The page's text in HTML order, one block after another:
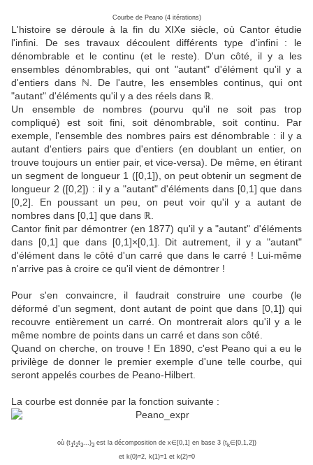
Courbe de Peano (4 itérations)
L'histoire se déroule à la fin du XIXe siècle, où Cantor étudie
l'infini. De ses travaux découlent différents type d'infini : le
dénombrable et le continu (et le reste). D'un côté, il y a les
ensembles dénombrables, qui ont "autant" d'élément qu'il y a
d'entiers dans ℕ. De l'autre, les ensembles continus, qui ont
"autant" d'éléments qu'il y a des réels dans ℝ.
Un ensemble de nombres (pourvu qu'il ne soit pas trop
compliqué) est soit fini, soit dénombrable, soit continu. Par
exemple, l'ensemble des nombres pairs est dénombrable : il y a
autant d'entiers pairs que d'entiers (en doublant un entier, on
trouve toujours un entier pair, et vice-versa). De même, en étirant
un segment de longueur 1 ([0,1]), on peut obtenir un segment de
longueur 2 ([0,2]) : il y a "autant" d'éléments dans [0,1] que dans
[0,2]. En poussant un peu, on peut voir qu'il y a autant de
nombres dans [0,1] que dans ℝ.
Cantor finit par démontrer (en 1877) qu'il y a "autant" d'éléments
dans [0,1] que dans [0,1]×[0,1]. Dit autrement, il y a "autant"
d'élément dans le côté d'un carré que dans le carré ! Lui-même
n'arrive pas à croire ce qu'il vient de démontrer !
Pour s'en convaincre, il faudrait construire une courbe (le
déformé d'un segment, dont autant de point que dans [0,1]) qui
recouvre entièrement un carré. On montrerait alors qu'il y a le
même nombre de points dans un carré et dans son côté.
Quand on cherche, on trouve ! En 1890, c'est Peano qui a eu le
privilège de donner le premier exemple d'une telle courbe, qui
seront appelés courbes de Peano-Hilbert.
La courbe est donnée par la fonction suivante :
où (t1t2t3...)3est la décomposition de x∈[0,1] en base 3 (tk∈{0,1,2})
et k(0)=2, k(1)=1 et k(2)=0